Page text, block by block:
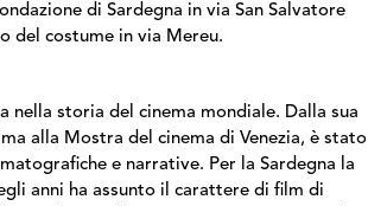
di Sardegna in via San Salvatore
del costume in via Mereu.
nella storia del cinema mondiale. Dalla sua
alla Mostra del cinema di Venezia, è stato
e narrative. Per la Sardegna la
anni ha assunto il carattere di film di